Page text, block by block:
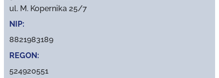
ul. M. Kopernika 25/7
NIP:
8821983189
REGON:
524920551